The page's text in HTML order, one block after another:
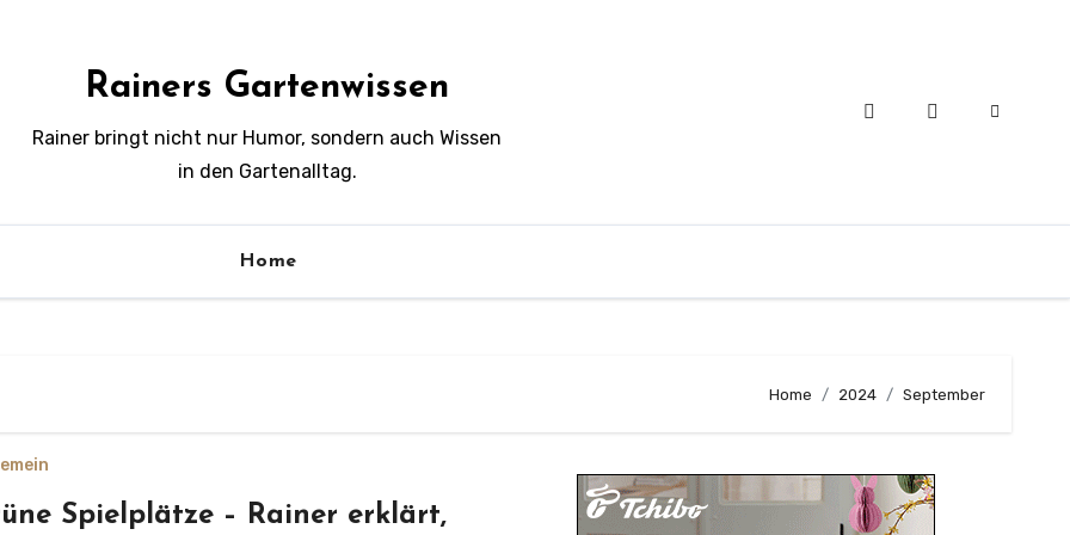
Rainers Gartenwissen
Rainer bringt nicht nur Humor, sondern auch Wissen
in den Gartenalltag.
Home
Home 2024 September
Spielplätze – Rainer erklärt,